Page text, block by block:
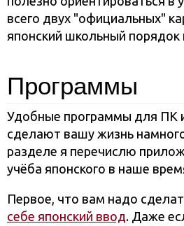
всего двух "официальных"
японский школьный порядок
Программы
Удобные программы для ПК
сделают вашу жизнь
разделе я перечислю
учёба японского в наше
Первое, что вам надо
себе японский ввод. Даже